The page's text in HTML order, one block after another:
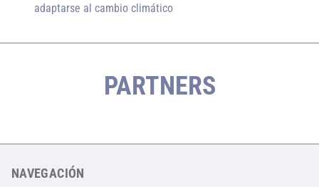
adaptarse al cambio climático
PARTNERS
NAVEGACIÓN